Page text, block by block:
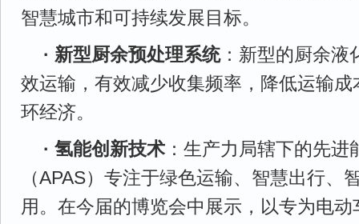
智慧城市和可持续发展目标。
· 新型厨余预处理系统：新型的厨余液
效运输，有效减少收集频率，降低运输
环经济。
· 氢能创新技术：生产力局辖下的先进
（APAS）专注于绿色运输、智慧出行、
用。在今届的博览会中展示，以专为电